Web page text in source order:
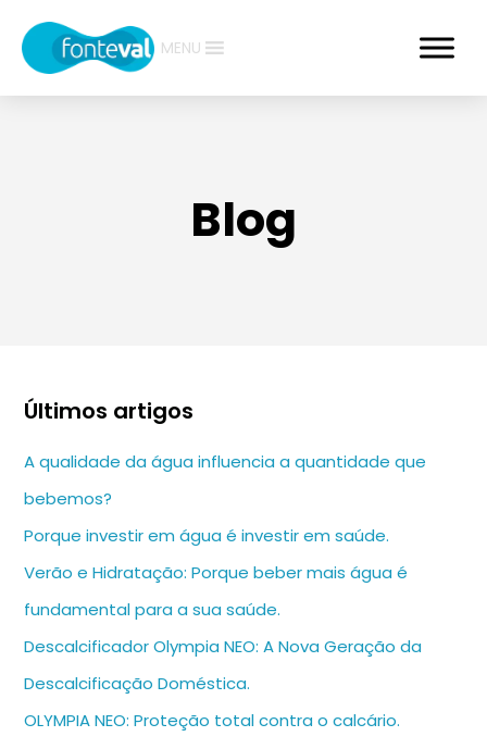
MENU
Blog
Últimos artigos
A qualidade da água influencia a quantidade que
bebemos?
Porque investir em água é investir em saúde.
Verão e Hidratação: Porque beber mais água é
fundamental para a sua saúde.
Descalcificador Olympia NEO: A Nova Geração da
Descalcificação Doméstica.
OLYMPIA NEO: Proteção total contra o calcário.